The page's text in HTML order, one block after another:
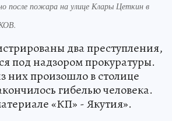
после пожара на улице Клары Цеткин в
два преступления,
под надзором прокуратуры.
них произошло в столице
гибелью человека.
«КП» - Якутия».